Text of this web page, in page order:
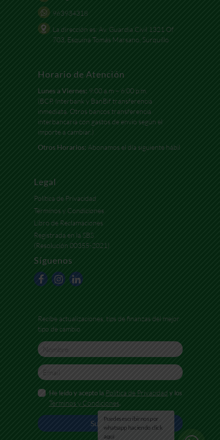
963934318
La dirección es: Av. Guardia Civil 1321 Of
703, Esquina Tomás Marsano, Surquillo
Horario de Atención
Lunes a Viernes: 9:00 a.m – 6:00 p.m.
(BCP, Interbank y BanBif transferencia
inmediata. Otros bancos transferencia
interbancaria con gastos de envío según el
importe a cambiar.)
Otros Horarios: Abonamos el día siguiente hábil
Legal
Política de Privacidad
Términos y Condiciones
Libro de Reclamaciones
Registrada en la SBS
(Resolución 00355-2021)
Síguenos
Recibe actualizaciones, tips de finanzas del mejor
tipo de cambio
He leído y acepto la Política de Privacidad y los
Terminos y Condiciones.
Puedes escribirnos por
whatsapp haciendo click
aquí